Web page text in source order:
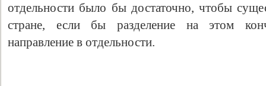
отдельности было бы достаточно, чтобы
стране, если бы разделение на этом
направление в отдельности.